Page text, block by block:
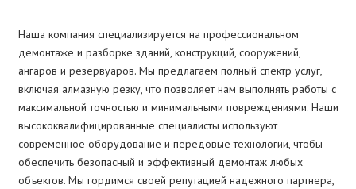
Наша компания специализируется на профессиональном
демонтаже и разборке зданий, конструкций, сооружений,
ангаров и резервуаров. Мы предлагаем полный спектр услуг,
включая алмазную резку, что позволяет нам выполнять работы с
максимальной точностью и минимальными повреждениями. Наши
высококвалифицированные специалисты используют
современное оборудование и передовые технологии, чтобы
обеспечить безопасный и эффективный демонтаж любых
объектов. Мы гордимся своей репутацией надежного партнера,